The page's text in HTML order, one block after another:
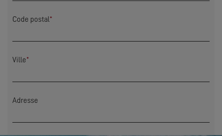
Code postal*
Ville*
Adresse